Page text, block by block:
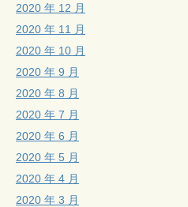
2020 年 12 月
2020 年 11 月
2020 年 10 月
2020 年 9 月
2020 年 8 月
2020 年 7 月
2020 年 6 月
2020 年 5 月
2020 年 4 月
2020 年 3 月